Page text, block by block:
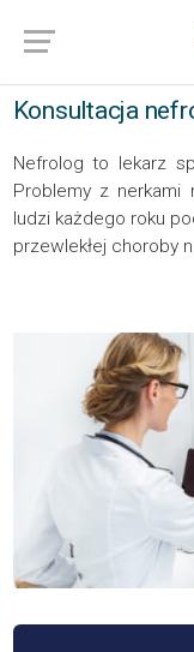
Konsultacja
Nefrolog to lekarz
Problemy z nerkami
ludzi każdego roku
przewlekłej choroby